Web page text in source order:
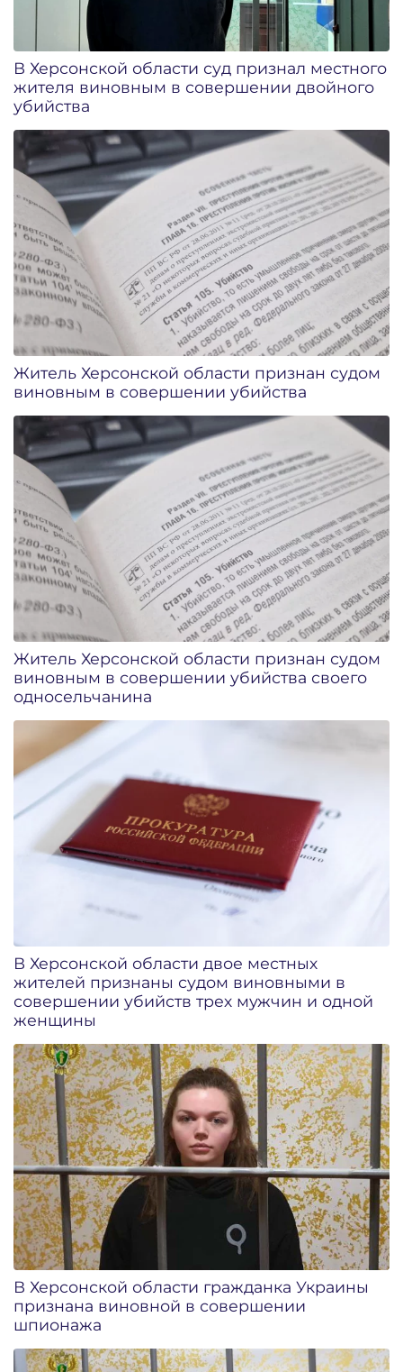
В Херсонской области суд признал местного
жителя виновным в совершении двойного
убийства
Житель Херсонской области признан судом
виновным в совершении убийства
Житель Херсонской области признан судом
виновным в совершении убийства своего
односельчанина
В Херсонской области двое местных
жителей признаны судом виновными в
совершении убийств трех мужчин и одной
женщины
В Херсонской области гражданка Украины
признана виновной в совершении
шпионажа